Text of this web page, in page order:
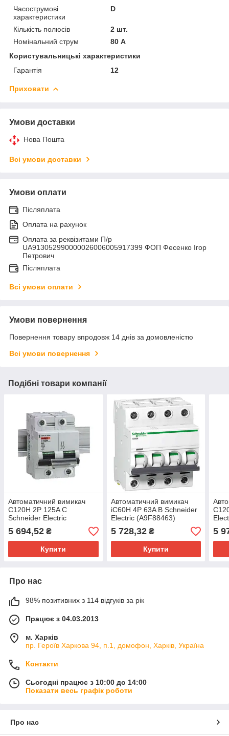
Часострумові
характеристики
D
Кількість полюсів
2 шт.
Номінальний струм
80 А
Користувальницькі характеристики
Гарантія
12
Приховати
Умови доставки
Нова Пошта
Всі умови доставки
Умови оплати
Післяплата
Оплата на рахунок
Оплата за реквізитами П/р
UA913052990000026006005917399 ФОП Фесенко Ігор
Петрович
Післяплата
Всі умови оплати
Умови повернення
Повернення товару впродовж 14 днів за домовленістю
Всі умови повернення
Подібні товари компанії
Автоматичний вимикач
C120H 2P 125A C
Schneider Electric
(A9N18459)
5 694,52 ₴
Купити
Автоматичний вимикач
iC60H 4P 63A B Schneider
Electric (A9F88463)
5 728,32₴
Купити
5
Про нас
98% позитивних з 114 відгуків за рік
Працює з 04.03.2013
м. Харків
пр. Героїв Харкова 94, п.1, домофон, Харків, Україна
Контакти
Сьогодні працює з 10:00 до 14:00
Показати весь графік роботи
Про нас